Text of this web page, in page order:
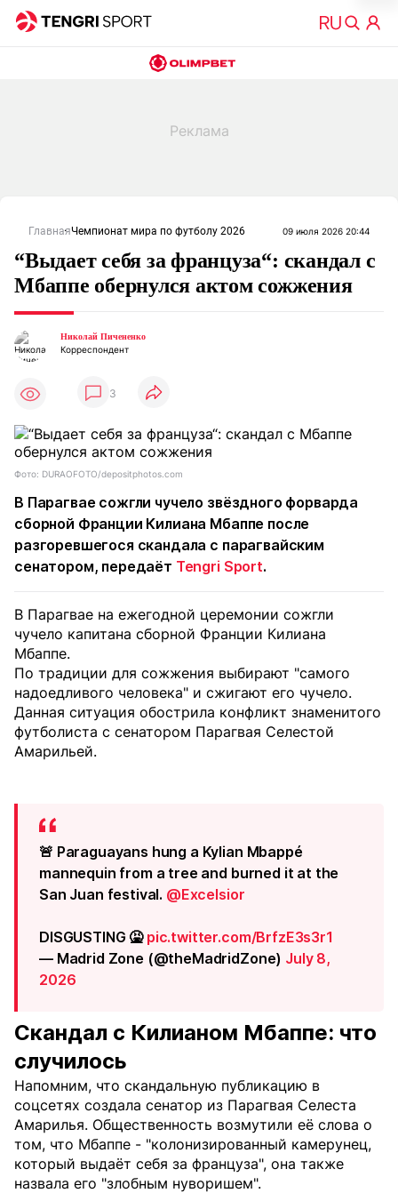
ГлавнаяЧемпионат мира по футболу 2026 09 июля 2026 20:44
“Выдает себя за француза“: скандал с
Мбаппе обернулся актом сожжения
Николай Пичененко
Корреспондент
3
Фото: DURAOFOTO/depositphotos.com
В Парагвае сожгли чучело звёздного форварда
сборной Франции Килиана Мбаппе после
разгоревшегося скандала с парагвайским
сенатором, передаёт Tengri Sport.
В Парагвае на ежегодной церемонии сожгли
чучело капитана сборной Франции Килиана
Мбаппе.
По традиции для сожжения выбирают "самого
надоедливого человека" и сжигают его чучело.
Данная ситуация обострила конфликт знаменитого
футболиста с сенатором Парагвая Селестой
Амарильей.
🚨 Paraguayans hung a Kylian Mbappé
mannequin from a tree and burned it at the
San Juan festival. @Excelsior
DISGUSTING 🤮 pic.twitter.com/BrfzE3s3r1
— Madrid Zone (@theMadridZone) July 8,
2026
Скандал с Килианом Мбаппе: что
случилось
Напомним, что скандальную публикацию в
соцсетях создала сенатор из Парагвая Селеста
Амарилья. Общественность возмутили её слова о
том, что Мбаппе - "колонизированный камерунец,
который выдаёт себя за француза", она также
назвала его "злобным нуворишем".